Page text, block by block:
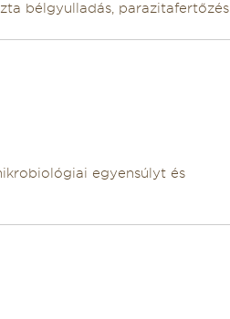
bélgyulladás, parazitafertőzés.
egyensúlyt és